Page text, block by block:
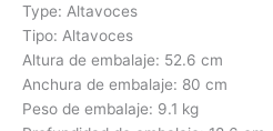
Type: Altavoces
Tipo: Altavoces
Altura de embalaje: 52.6 cm
Anchura de embalaje: 80 cm
Peso de embalaje: 9.1 kg